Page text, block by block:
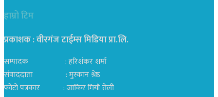
हाम्रो टिम
प्रकाशक : वीरगंज टाईम्स मिडिया प्रा‍.लि.
सम्पादक : हरिशंकर शर्मा
संवाददाता : मुस्कान श्रेष्ठ
फोटो पत्रकार : जाकिर मियाँ तेली